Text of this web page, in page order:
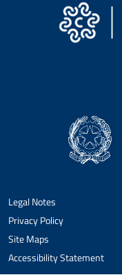
Legal Notes
Privacy Policy
Site Maps
Accessibility Statement